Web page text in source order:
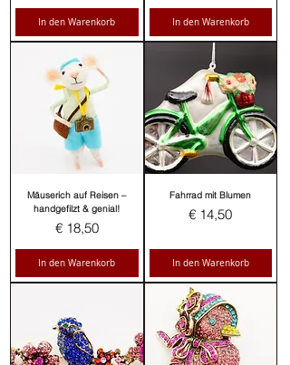
In den Warenkorb In den Warenkorb
Mäuserich auf Reisen –
handgefilzt & genial!
Preis
€ 18,50
In den Warenkorb
Fahrrad mit Blumen
Preis
€ 14,50
In den Warenkorb